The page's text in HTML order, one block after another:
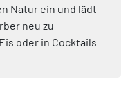
Natur ein und lädt
neu zu
oder in Cocktails